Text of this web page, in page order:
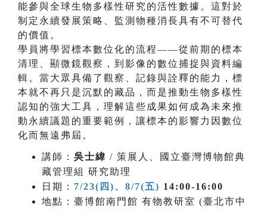
能參與全球生物多樣性研究的活性數據。這對於
制定永續發展策略、監測物種消長具有不可替代
的價值。
學員將學習標本數位化的流程——從前期的標本
清理、顯微鏡觀察，到影像的數位捕捉與資料編
輯。當大眾具備了觀察、記錄與詮釋的能力，標
本就不再只是沉默的藏品，而是推動生物多樣性
認知的強大工具，理解這些成果如何成為未來推
動永續議題的重要範例，讓標本的影響力因數位
化而無遠弗屆。
講師： 吳士緯 / 策展人、國立臺灣博物館典
藏管理組 研究助理
日期： 7/23(四)、8/7(五) 14:00-16:00
地點：臺博館南門館 有物教研室 (臺北市中